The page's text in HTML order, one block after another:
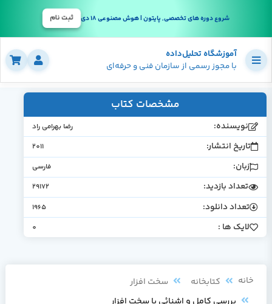
شروع دوره های تخصصی, پایتون | هوش مصنوعی 18 دی ثبت نام
آموزشگاه تحلیل‌داده
با مجوز رسمی از سازمان فنی و حرفه‌ای
مشخصات کتاب
نویسنده: رﺿﺎ ﺑﻬﺮاﻣﯽ راد
تاریخ انتشار: 2011
زبان: فارسی
تعداد بازدید: 29172
تعداد دانلود: 1965
لایک ها : 0
خانه کتابخانه
سخت افزار